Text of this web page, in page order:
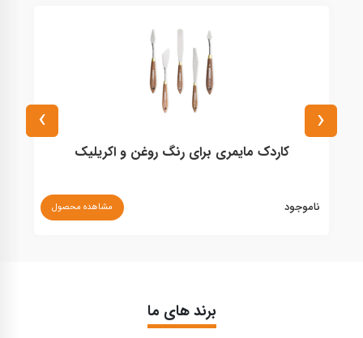
کاردک مایمری برای رنگ روغن و اکریلیک
ناموجود مشاهده محصول
‹
›
برند های ما